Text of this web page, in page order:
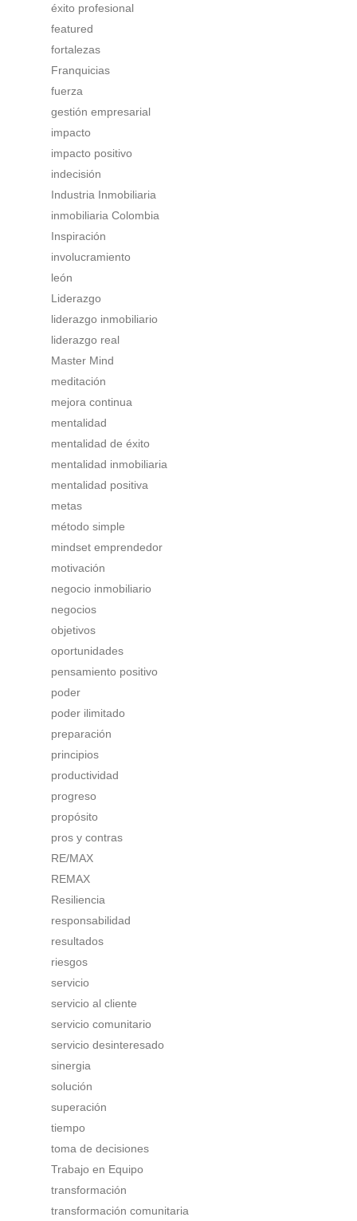
éxito profesional
featured
fortalezas
Franquicias
fuerza
gestión empresarial
impacto
impacto positivo
indecisión
Industria Inmobiliaria
inmobiliaria Colombia
Inspiración
involucramiento
león
Liderazgo
liderazgo inmobiliario
liderazgo real
Master Mind
meditación
mejora continua
mentalidad
mentalidad de éxito
mentalidad inmobiliaria
mentalidad positiva
metas
método simple
mindset emprendedor
motivación
negocio inmobiliario
negocios
objetivos
oportunidades
pensamiento positivo
poder
poder ilimitado
preparación
principios
productividad
progreso
propósito
pros y contras
RE/MAX
REMAX
Resiliencia
responsabilidad
resultados
riesgos
servicio
servicio al cliente
servicio comunitario
servicio desinteresado
sinergia
solución
superación
tiempo
toma de decisiones
Trabajo en Equipo
transformación
transformación comunitaria